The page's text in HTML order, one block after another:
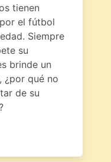
tienen
el fútbol
Siempre
su
brinde un
¿por qué no
de su